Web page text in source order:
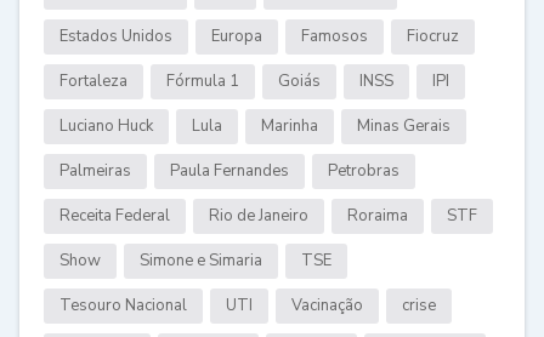
Estados Unidos Europa Famosos Fiocruz
Fortaleza Fórmula 1 Goiás INSS IPI
Luciano Huck Lula Marinha Minas Gerais
Palmeiras Paula Fernandes Petrobras
Receita Federal Rio de Janeiro Roraima STF
Show Simone e Simaria TSE
Tesouro Nacional UTI Vacinação crise